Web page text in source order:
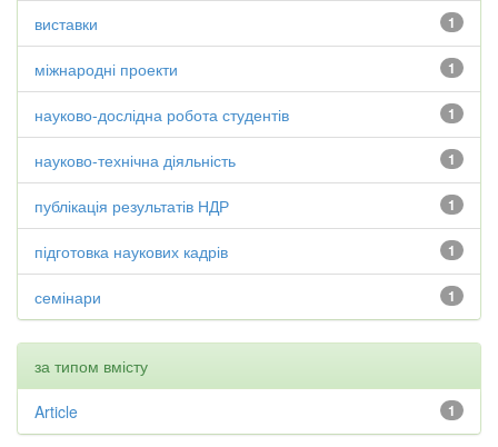
1
виставки
1
міжнародні проекти
1
науково-дослідна робота студентів
1
науково-технічна діяльність
1
публікація результатів НДР
1
підготовка наукових кадрів
1
семінари
за типом вмісту
1
Article